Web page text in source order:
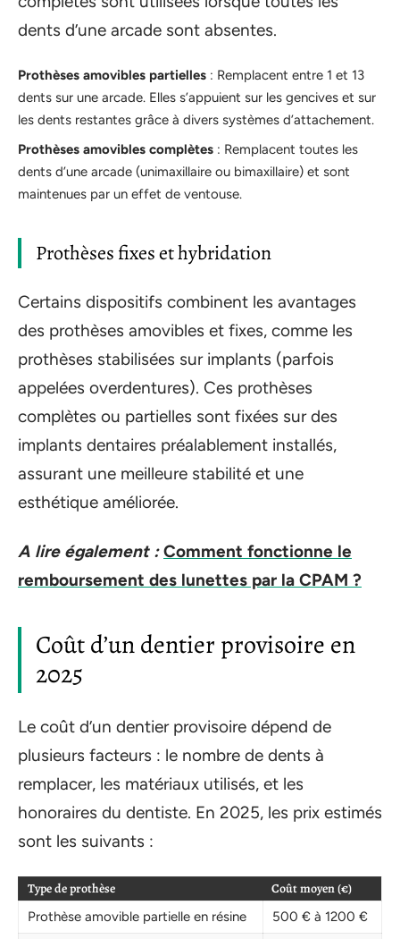
dents d’une arcade sont absentes.
Prothèses amovibles partielles : Remplacent entre 1 et 13
dents sur une arcade. Elles s’appuient sur les gencives et sur
les dents restantes grâce à divers systèmes d’attachement.
Prothèses amovibles complètes : Remplacent toutes les
dents d’une arcade (unimaxillaire ou bimaxillaire) et sont
maintenues par un effet de ventouse.
Prothèses fixes et hybridation
Certains dispositifs combinent les avantages
des prothèses amovibles et fixes, comme les
prothèses stabilisées sur implants (parfois
appelées overdentures). Ces prothèses
complètes ou partielles sont fixées sur des
implants dentaires préalablement installés,
assurant une meilleure stabilité et une
esthétique améliorée.
A lire également : Comment fonctionne le
remboursement des lunettes par la CPAM ?
Coût d’un dentier provisoire en
2025
Le coût d’un dentier provisoire dépend de
plusieurs facteurs : le nombre de dents à
remplacer, les matériaux utilisés, et les
honoraires du dentiste. En 2025, les prix estimés
sont les suivants :
Type de prothèse Coût moyen (€)
Prothèse amovible partielle en résine
500 € à 1200 €